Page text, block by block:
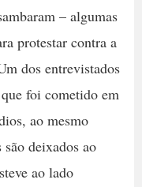
– algumas
protestar contra a
dos entrevistados
foi cometido em
ao mesmo
deixados ao
ao lado